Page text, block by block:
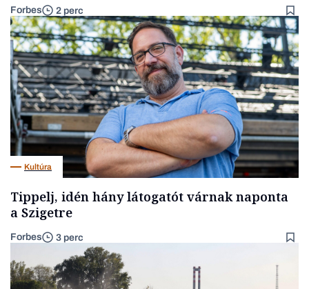
Forbes 2 perc
Kultúra
Tippelj, idén hány látogatót várnak naponta
a Szigetre
Forbes 3 perc